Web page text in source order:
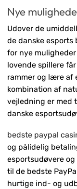
Nye
Udover de
de danske esports
for nye
lovende spillere
rammer og lære af
kombination af
vejledning er med
danske
bedste paypal
og pålidelig
esportsudøvere
til de bedste
hurtige ind- og